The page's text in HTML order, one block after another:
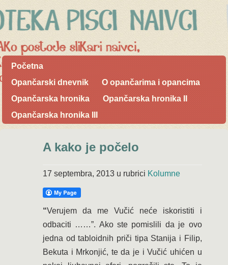
Početna
Opančarski dnevnik
O opančarima i opancima
Opančarska hronika
Opančarska hronika II
Opančarska hronika III
A kako je počelo
17 septembra, 2013 u rubrici Kolumne
“Verujem da me Vučić neće iskoristiti i
odbaciti ……”. Ako ste pomislili da je ovo
jedna od tabloidnih priči tipa Stanija i Filip,
Bekuta i Mrkonjić, te da je i Vučić uhićen u